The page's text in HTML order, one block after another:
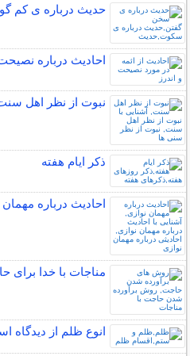
حدیث درباره ی کم
احادیث درباره نصیحت
نبوت از نظر اهل
ذکر ایام هفته
احادیث درباره مهمان
مناجات با خدا برای
انوع ظلم از دیدگاه